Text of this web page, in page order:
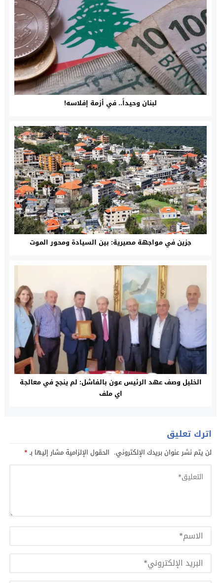
لبنان وحيداً.. في أزمة إفلاسه!
جزين في مواجهة مصيرية: بين السيادة ومحور الموت
الخليل وصف عهد الرئيس عون بالفاشل: لم ينجح في معالجة
اي ملف
اترك تعليق
لن يتم نشر عنوان بريدك الإلكتروني. الحقول الإلزامية مشار إليها بـ*